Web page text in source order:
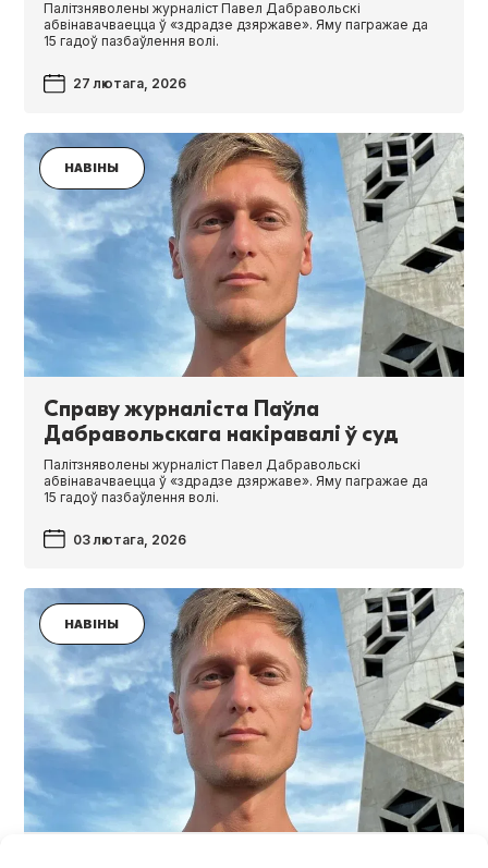
Палітзняволены журналіст Павел Дабравольскі
абвінавачваецца ў «здрадзе дзяржаве». Яму пагражае да
15 гадоў пазбаўлення волі.
27 лютага, 2026
НАВІНЫ
Справу журналіста Паўла
Дабравольскага накіравалі ў суд
Палітзняволены журналіст Павел Дабравольскі
абвінавачваецца ў «здрадзе дзяржаве». Яму пагражае да
15 гадоў пазбаўлення волі.
03 лютага, 2026
НАВІНЫ